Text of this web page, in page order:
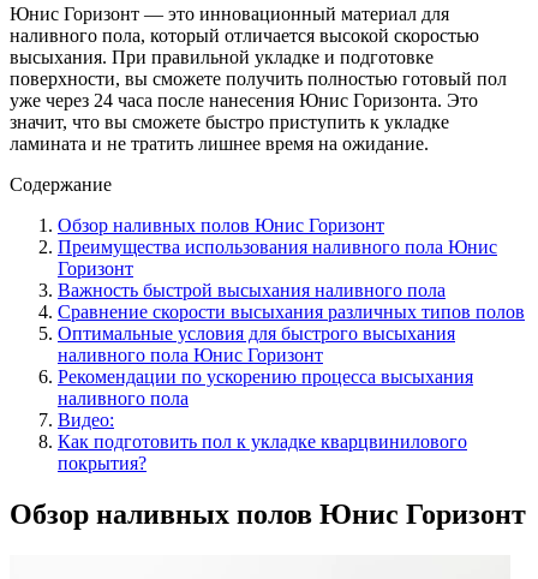
Юнис Горизонт — это инновационный материал для
наливного пола, который отличается высокой скоростью
высыхания. При правильной укладке и подготовке
поверхности, вы сможете получить полностью готовый пол
уже через 24 часа после нанесения Юнис Горизонта. Это
значит, что вы сможете быстро приступить к укладке
ламината и не тратить лишнее время на ожидание.
Содержание
Обзор наливных полов Юнис Горизонт
Преимущества использования наливного пола Юнис
Горизонт
Важность быстрой высыхания наливного пола
Сравнение скорости высыхания различных типов полов
Оптимальные условия для быстрого высыхания
наливного пола Юнис Горизонт
Рекомендации по ускорению процесса высыхания
наливного пола
Видео:
Как подготовить пол к укладке кварцвинилового
покрытия?
Обзор наливных полов Юнис Горизонт